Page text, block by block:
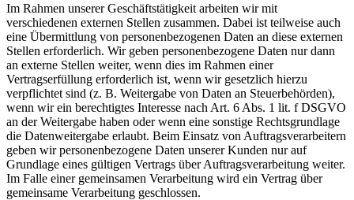
Im Rahmen unserer Geschäftstätigkeit arbeiten wir mit
verschiedenen externen Stellen zusammen. Dabei ist teilweise auch
eine Übermittlung von personenbezogenen Daten an diese externen
Stellen erforderlich. Wir geben personenbezogene Daten nur dann
an externe Stellen weiter, wenn dies im Rahmen einer
Vertragserfüllung erforderlich ist, wenn wir gesetzlich hierzu
verpflichtet sind (z. B. Weitergabe von Daten an Steuerbehörden),
wenn wir ein berechtigtes Interesse nach Art. 6 Abs. 1 lit. f DSGVO
an der Weitergabe haben oder wenn eine sonstige Rechtsgrundlage
die Datenweitergabe erlaubt. Beim Einsatz von Auftragsverarbeitern
geben wir personenbezogene Daten unserer Kunden nur auf
Grundlage eines gültigen Vertrags über Auftragsverarbeitung weiter.
Im Falle einer gemeinsamen Verarbeitung wird ein Vertrag über
gemeinsame Verarbeitung geschlossen.